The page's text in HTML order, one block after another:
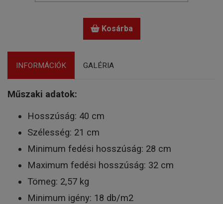
Kosárba
INFORMÁCIÓK GALÉRIA
Műszaki adatok:
Hosszúság: 40 cm
Szélesség: 21 cm
Minimum fedési hosszúság: 28 cm
Maximum fedési hosszúság: 32 cm
Tömeg: 2,57 kg
Minimum igény: 18 db/m2